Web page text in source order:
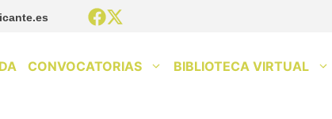
CONVOCATORIAS BIBLIOTECA VIRTUAL